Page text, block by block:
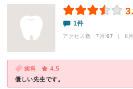
1件
アクセス数 7月:67 | 6
歯科
4.5
優しい先生です。